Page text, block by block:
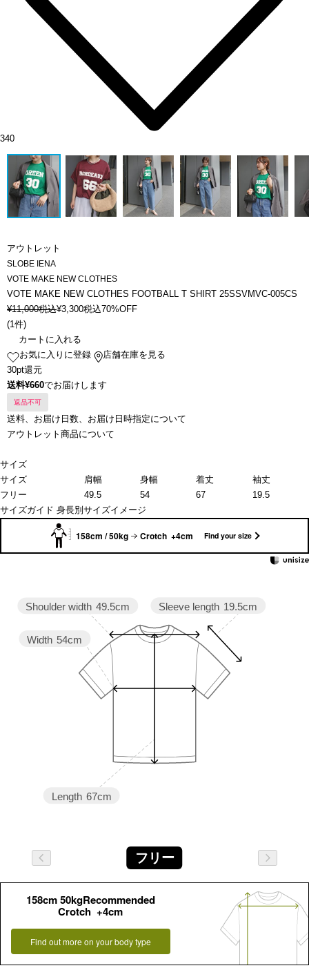
340
アウトレット
SLOBE IENA
VOTE MAKE NEW CLOTHES
VOTE MAKE NEW CLOTHES FOOTBALL T SHIRT 25SSVMVC-005CS
¥11,000税込¥3,300税込70%OFF
(1件)
カートに入れる
お気に入りに登録
店舗在庫を見る
30pt還元
送料¥660でお届けします
返品不可
送料、お届け日数、お届け日時指定について
アウトレット商品について
サイズ
サイズ
肩幅 身幅 着丈
袖丈
フリー
49.5 54 67
19.5
サイズガイド 身長別サイズイメージ
158cm / 50kg Crotch +4cm Find your size
Sleeve length 19.5cm
Length 67cm
Width 54cm
Shoulder width 49.5cm
フリー
158cm 50kgRecommended
Crotch +4cm
Find out more on your body type